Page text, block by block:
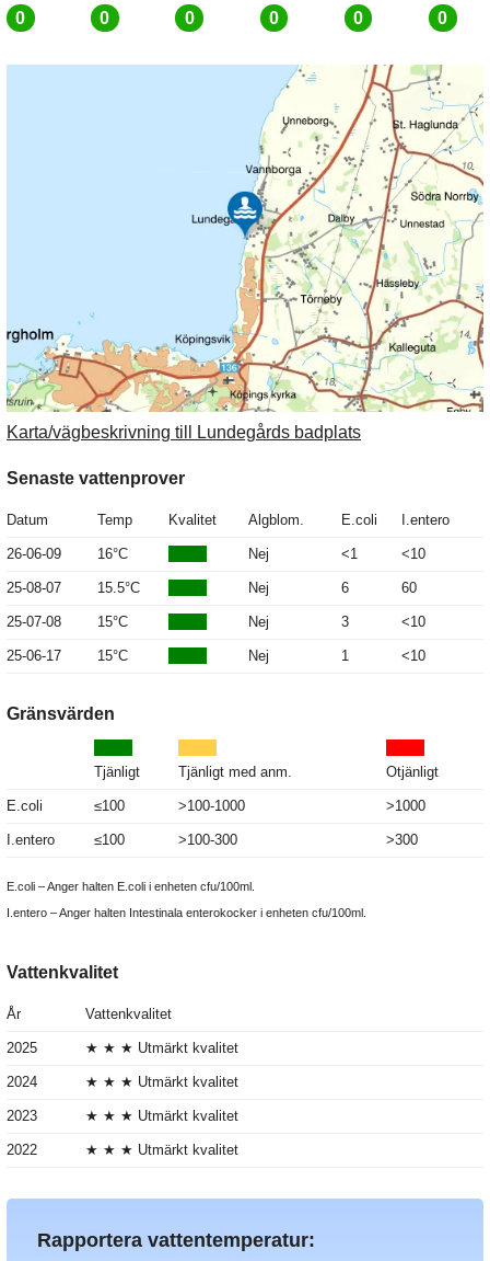
0
0
0
0
0
0
Karta/vägbeskrivning till Lundegårds badplats
Senaste vattenprover
Datum Temp Kvalitet Algblom. E.coli I.entero
26-06-09 16°C Nej <1 <10
25-08-07 15.5°C Nej 6 60
25-07-08 15°C Nej 3 <10
25-06-17 15°C Nej 1 <10
Gränsvärden
Tjänligt Tjänligt med anm. Otjänligt
E.coli ≤100 >100-1000 >1000
I.entero ≤100 >100-300 >300
E.coli – Anger halten E.coli i enheten cfu/100ml.
I.entero – Anger halten Intestinala enterokocker i enheten cfu/100ml.
Vattenkvalitet
År Vattenkvalitet
2025 ★ ★ ★ Utmärkt kvalitet
2024 ★ ★ ★ Utmärkt kvalitet
2023 ★ ★ ★ Utmärkt kvalitet
2022 ★ ★ ★ Utmärkt kvalitet
Rapportera vattentemperatur: